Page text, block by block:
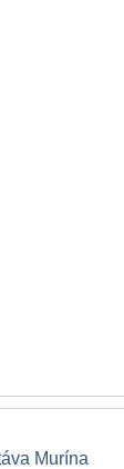
Murína